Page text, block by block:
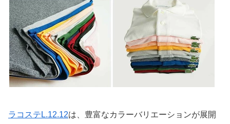
ラコステL.12.12は、豊富なカラーバリエーションが展開